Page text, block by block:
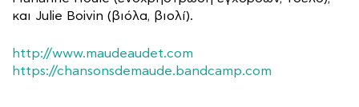
και Julie Boivin (βιόλα, βιολί).
http://www.maudeaudet.com
https://chansonsdemaude.bandcamp.com